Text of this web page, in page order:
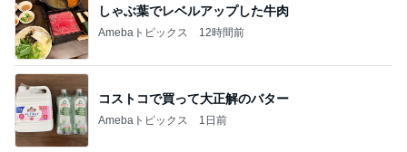
しゃぶ葉でレベルアップした牛肉
Amebaトピックス 12時間前
コストコで買って大正解のバター
Amebaトピックス 1日前